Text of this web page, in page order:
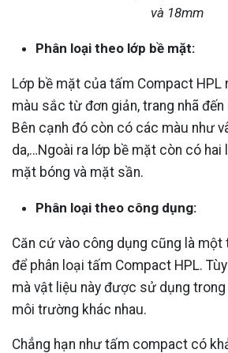
và 18mm
Phân loại theo lớp bề mặt:
Lớp bề mặt của tấm Compact HPL
màu sắc từ đơn giản, trang nhã
Bên cạnh đó còn có các màu như
da,…Ngoài ra lớp bề mặt còn có hai
mặt bóng và mặt sần.
Phân loại theo công dụng:
Căn cứ vào công dụng cũng là một
để phân loại tấm Compact HPL.
mà vật liệu này được sử dụng
môi trường khác nhau.
Chẳng hạn như tấm compact có